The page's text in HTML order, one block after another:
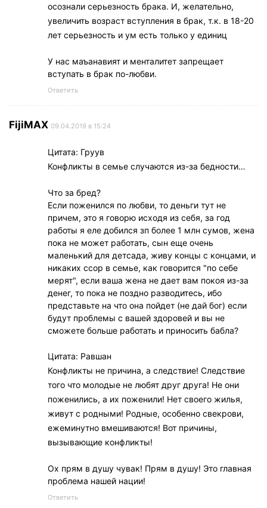
осознали серьезность брака. И, желательно,
увеличить возраст вступления в брак, т.к. в 18-20
лет серьезность и ум есть только у единиц
У нас маъанавият и менталитет запрещает
вступать в брак по-любви.
Ответить
FijiMAX 09.04.2019 в 15:24
Цитата: Груув
Конфликты в семье случаются из-за бедности…
Что за бред?
Если поженился по любви, то деньги тут не
причем, это я говорю исходя из себя, за год
работы я еле добился зп более 1 млн сумов, жена
пока не может работать, сын еще очень
маленький для детсада, живу концы с концами, и
никаких ссор в семье, как говорится "по себе
мерят", если ваша жена не дает вам покоя из-за
денег, то пока не поздно разводитесь, ибо
представьте на что она пойдет (не дай бог) если
будут проблемы с вашей здоровей и вы не
сможете больше работать и приносить бабла?
Цитата: Равшан
Конфликты не причина, а следствие! Следствие
того что молодые не любят друг друга! Не они
поженились, а их поженили! Нет своего жилья,
живут с родными! Родные, особенно свекрови,
ежеминутно вмешиваются! Вот причины,
вызывающие конфликты!
Ох прям в душу чувак! Прям в душу! Это главная
проблема нашей нации!
Ответить